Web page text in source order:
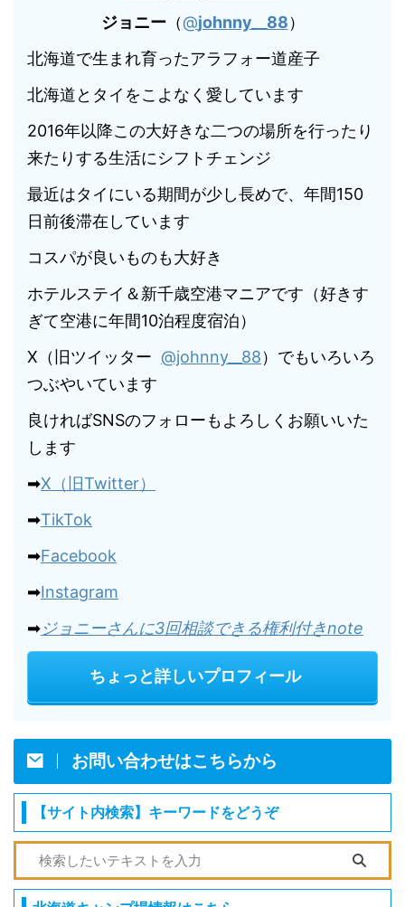
ジョニー（@johnny__88）
北海道で生まれ育ったアラフォー道産子
北海道とタイをこよなく愛しています
2016年以降この大好きな二つの場所を行ったり
来たりする生活にシフトチェンジ
最近はタイにいる期間が少し長めで、年間150
日前後滞在しています
コスパが良いものも大好き
ホテルステイ＆新千歳空港マニアです（好きす
ぎて空港に年間10泊程度宿泊）
X（旧ツイッター @johnny__88）でもいろいろ
つぶやいています
良ければSNSのフォローもよろしくお願いいた
します
➡X（旧Twitter）
➡TikTok
➡Facebook
➡Instagram
➡ジョニーさんに3回相談できる権利付きnote
ちょっと詳しいプロフィール
お問い合わせはこちらから
【サイト内検索】キーワードをどうぞ